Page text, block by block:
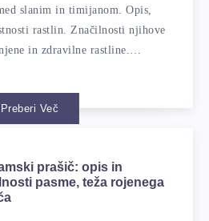
slanim in timijanom. Opis,
rastlin. Značilnosti njihove
in zdravilne rastline.…
Preberi Več
prašič: opis in
pasme, teža rojenega